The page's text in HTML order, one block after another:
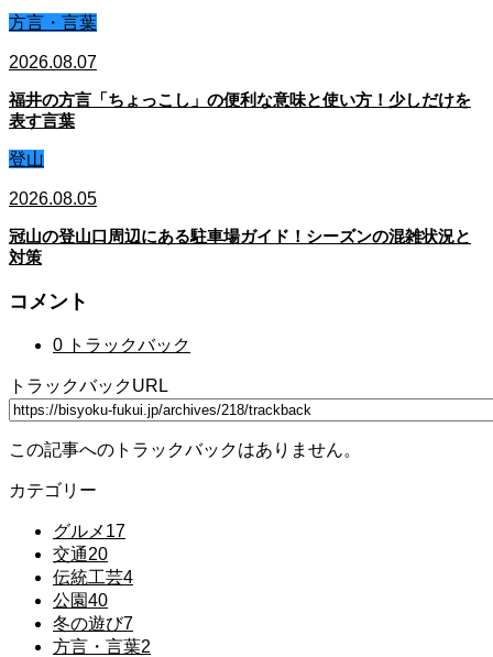
方言・言葉
2026.08.07
福井の方言「ちょっこし」の便利な意味と使い方！少しだけを
表す言葉
登山
2026.08.05
冠山の登山口周辺にある駐車場ガイド！シーズンの混雑状況と
対策
コメント
0 トラックバック
トラックバックURL
この記事へのトラックバックはありません。
カテゴリー
グルメ 17
交通20
伝統工芸4
公園40
冬の遊び7
方言・言葉2